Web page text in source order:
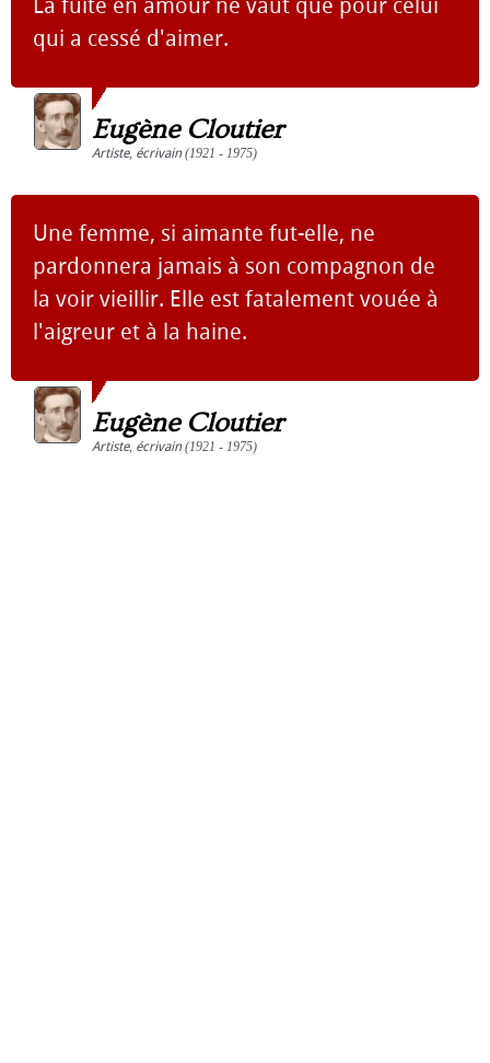
La fuite en amour ne vaut que pour celui
qui a cessé d'aimer.
Eugène Cloutier
Artiste, écrivain(1921 - 1975)
Une femme, si aimante fut-elle, ne
pardonnera jamais à son compagnon de
la voir vieillir. Elle est fatalement vouée à
l'aigreur et à la haine.
Eugène Cloutier
Artiste, écrivain(1921 - 1975)